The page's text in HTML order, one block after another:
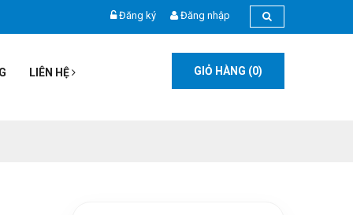
Đăng ký Đăng nhập
LIÊN HỆ GIỎ HÀNG (0)